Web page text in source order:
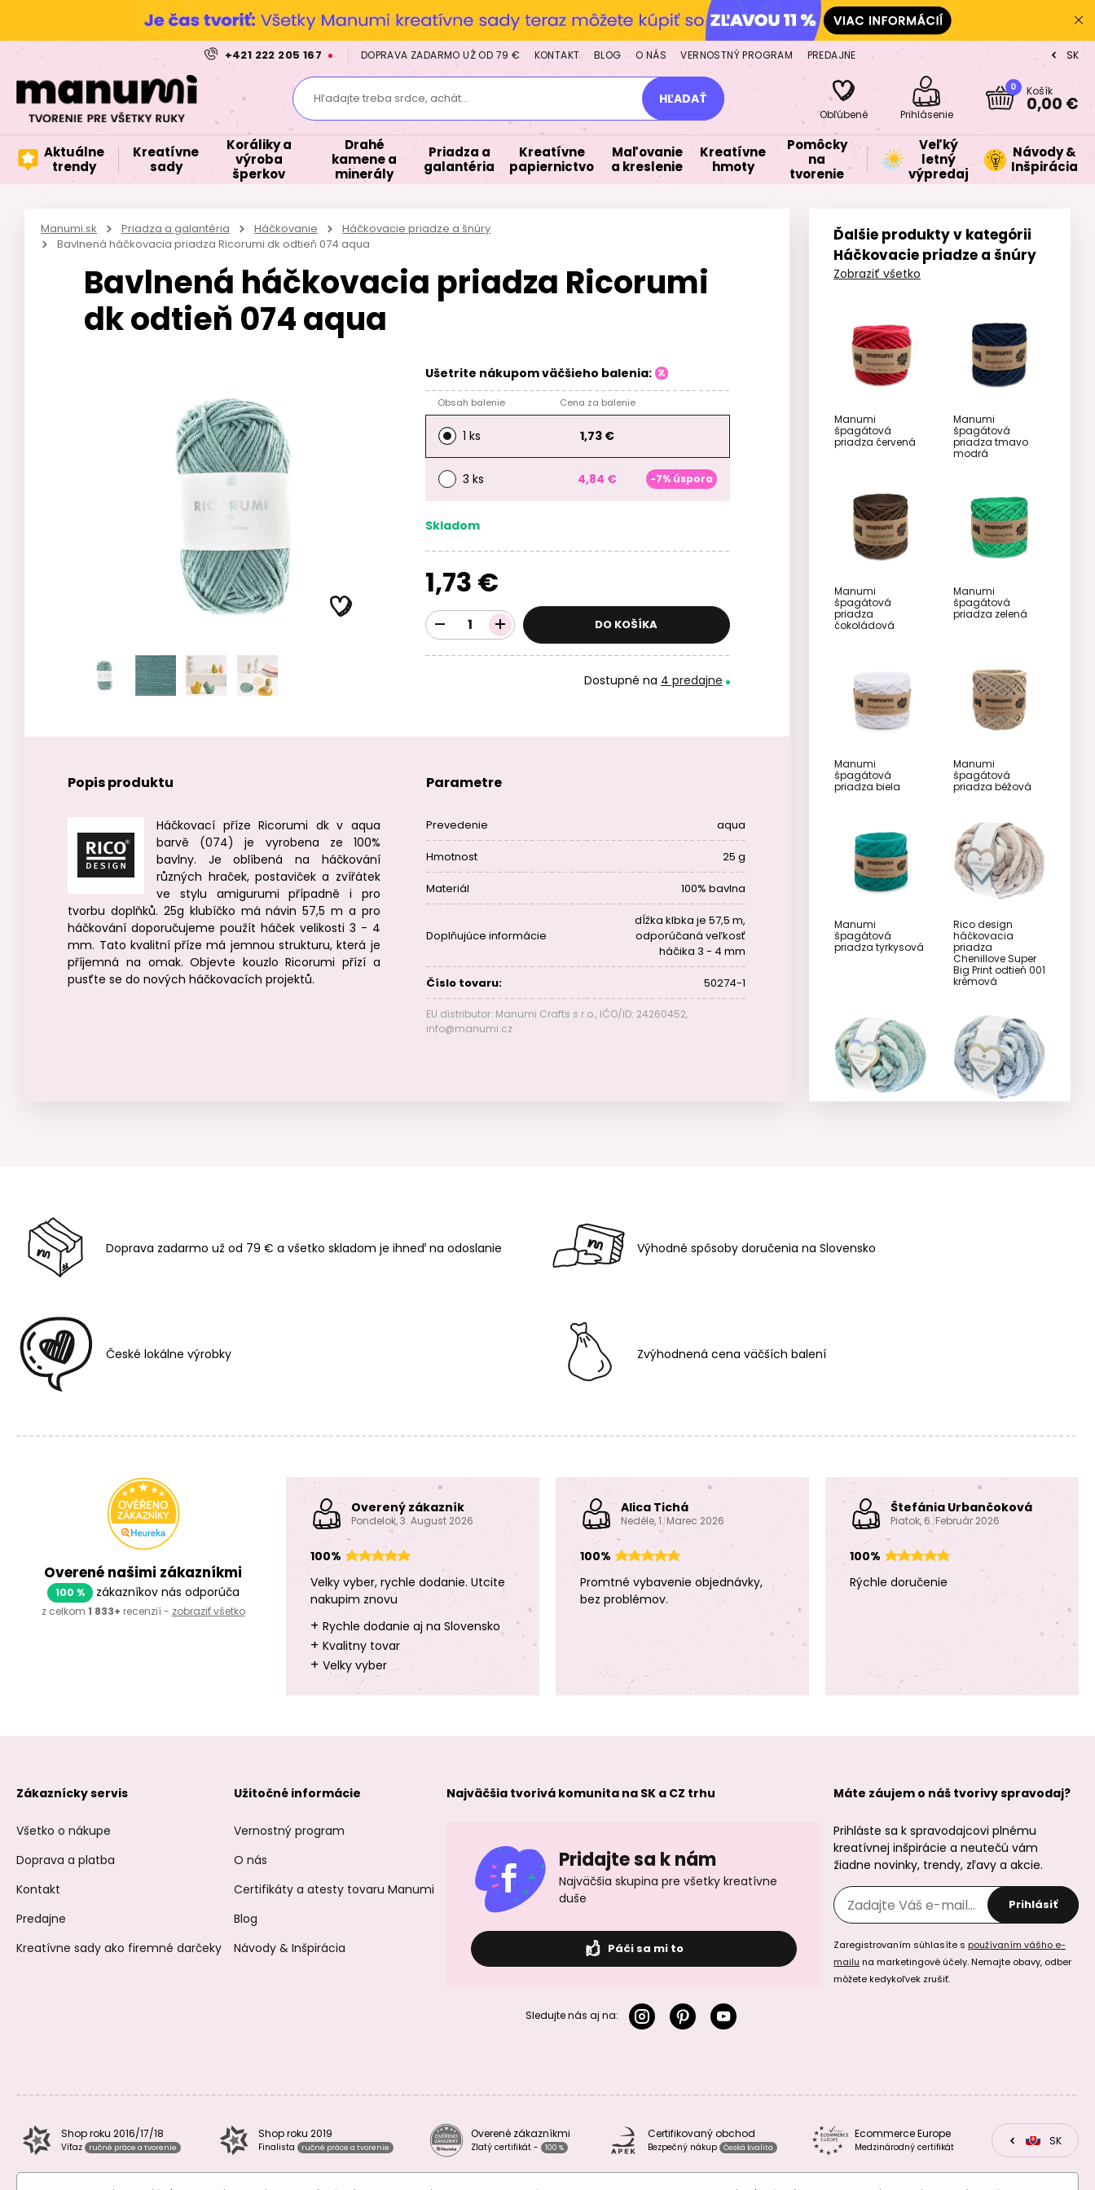
+421 222 205 167 DOPRAVA ZADARMO UŽ OD 79 € KONTAKT BLOG O NÁS VERNOSTNÝ PROGRAM PREDAJNE CZ
SK
Hľadajte treba srdce, achát... HĽADAŤ
Obľúbené Prihlásenie
0 Košík
0,00 €
Aktuálne
trendy
Kreatívne
sady
Koráliky a
výroba
šperkov
Drahé
kamene a
minerály
Priadza a
galantéria
Kreatívne
papiernictvo
Maľovanie
a kreslenie
Kreatívne
hmoty
Pomôcky
na
tvorenie
Veľký
letný
výpredaj
Návody &
Inšpirácia
Manumi.sk Priadza a galantéria Háčkovanie
Háčkovacie priadze a šnúry
Bavlnená háčkovacia priadza Ricorumi dk odtieň 074 aqua
Bavlnená háčkovacia priadza Ricorumi
dk odtieň 074 aqua
Ušetrite nákupom väčšieho balenia:
Obsah balenie Cena za balenie
1 ks 1,73 €
3 ks 4,84 € -7% úspora
Skladom
1,73 €
DO KOŠÍKA
Dostupné na 4 predajne
Popis produktu
Háčkovací příze Ricorumi dk v aqua
barvě (074) je vyrobena ze 100%
bavlny. Je oblíbená na háčkování
různých hraček, postaviček a zvířátek
ve stylu amigurumi případně i pro
tvorbu doplňků. 25g klubíčko má návin 57,5 m a pro
háčkování doporučujeme použít háček velikosti 3 - 4
mm. Tato kvalitní příze má jemnou strukturu, která je
příjemná na omak. Objevte kouzlo Ricorumi přízí a
pusťte se do nových háčkovacích projektů.
Parametre
Prevedenie aqua
Hmotnost 25 g
Materiál 100% bavlna
Doplňujúce informácie
dĺžka klbka je 57,5 m,
odporúčaná veľkosť
háčika 3 - 4 mm
Číslo tovaru: 50274-1
EU distributor: Manumi Crafts s.r.o., IČO/ID: 24260452,
info@manumi.cz
Ďalšie produkty v kategórii
Háčkovacie priadze a šnúry
Zobraziť všetko
Manumi
špagátová
priadza červená
Manumi
špagátová
priadza tmavo
modrá
Manumi
špagátová
priadza
čokoládová
Manumi
špagátová
priadza zelená
Manumi
špagátová
priadza biela
Manumi
špagátová
priadza béžová
Manumi
špagátová
priadza tyrkysová
Rico design
háčkovacia
priadza
Chenillove Super
Big Print odtieň 001
krémová
Rico design
háčkovacia
papierová
priadza Creative
paper odtieň 009
hnedosivá
Rico design
háčkovacia
papierová
priadza Creative
paper odtieň 008
svetlo zelená
Rico design
háčkovacia
papierová
paper odtieň 005
fialová
Rico design
háčkovacia
papierová
paper odtieň 004
ružová
Rico design
priadza Creative
paper odtieň 003
lososová
Rico design
priadza Creative
paper odtieň 002
krémová
Doprava zadarmo už od 79 € a všetko skladom je ihneď na odoslanie Výhodné spôsoby doručenia na Slovensko
České lokálne výrobky Zvýhodnená cena väčších balení
Overené našimi zákazníkmi
100 % zákazníkov nás odporúča
z celkom 1 833+ recenzií - zobraziť všetko
Overený zákazník
Pondelok, 3. August 2026
100%
Velky vyber, rychle dodanie. Utcite
nakupim znovu
+ Rychle dodanie aj na Slovensko
+ Kvalitny tovar
+ Velky vyber
Alica Tichá
Neděle, 1. Marec 2026
100%
Promtné vybavenie objednávky,
bez problémov.
Štefánia Urbančoková
Piatok, 6. Február 2026
100%
Rýchle doručenie
Zákaznícky servis
Všetko o nákupe
Doprava a platba
Kontakt
Predajne
Kreatívne sady ako firemné darčeky
Užitočné informácie
Vernostný program
O nás
Certifikáty a atesty tovaru Manumi
Blog
Návody & Inšpirácia
Najväčšia tvorivá komunita na SK a CZ trhu
Pridajte sa k nám
Najväčšia skupina pre všetky kreatívne
duše
Páči sa mi to
Sledujte nás aj na:
Máte záujem o náš tvorivy spravodaj?
Prihláste sa k spravodajcovi plnému
kreatívnej inšpirácie a neutečú vám
žiadne novinky, trendy, zľavy a akcie.
Prihlásiť
Zaregistrovaním súhlasíte s používaním vášho e-
mailu na marketingové účely. Nemajte obavy, odber
môžete kedykoľvek zrušiť.
Shop roku 2016/17/18
Víťaz ručné práce a tvorenie
Shop roku 2019
Finalista ručné práce a tvorenie
Overené zákazníkmi
Zlatý certifikát - 100 %
Certifikovaný obchod
Bezpečný nákup Česká kvalita
Ecommerce Europe
Medzinárodný certifikát CZSK